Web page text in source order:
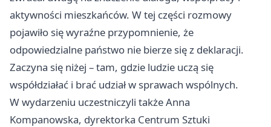
aktywności mieszkańców. W tej części rozmowy
pojawiło się wyraźne przypomnienie, że
odpowiedzialne państwo nie bierze się z deklaracji.
Zaczyna się niżej – tam, gdzie ludzie uczą się
współdziałać i brać udział w sprawach wspólnych.
W wydarzeniu uczestniczyli także Anna
Kompanowska, dyrektorka Centrum Sztuki